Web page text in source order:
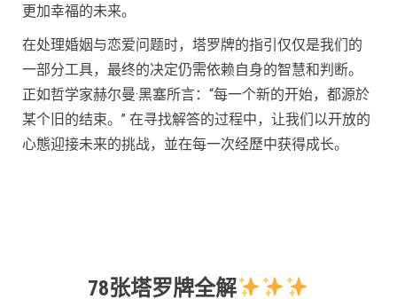
更加幸福的未来。
在处理婚姻与恋爱问题时，塔罗牌的指引仅仅是我们的
一部分工具，最终的决定仍需依赖自身的智慧和判断。
正如哲学家赫尔曼·黑塞所言：“每一个新的开始，都源於
某个旧的结束。” 在寻找解答的过程中，让我们以开放的
心態迎接未来的挑战，並在每一次经歷中获得成长。
78张塔罗牌全解